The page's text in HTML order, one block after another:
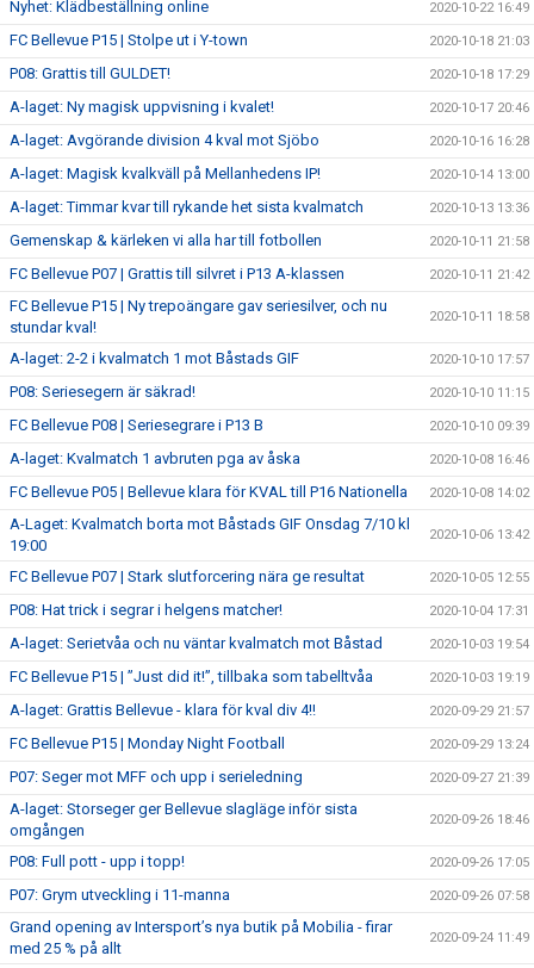
Nyhet: Klädbeställning online 2020-10-22 16:49
FC Bellevue P15 | Stolpe ut i Y-town 2020-10-18 21:03
P08: Grattis till GULDET! 2020-10-18 17:29
A-laget: Ny magisk uppvisning i kvalet! 2020-10-17 20:46
A-laget: Avgörande division 4 kval mot Sjöbo 2020-10-16 16:28
A-laget: Magisk kvalkväll på Mellanhedens IP! 2020-10-14 13:00
A-laget: Timmar kvar till rykande het sista kvalmatch 2020-10-13 13:36
Gemenskap & kärleken vi alla har till fotbollen 2020-10-11 21:58
FC Bellevue P07 | Grattis till silvret i P13 A-klassen 2020-10-11 21:42
FC Bellevue P15 | Ny trepoängare gav seriesilver, och nu
stundar kval!
2020-10-11 18:58
A-laget: 2-2 i kvalmatch 1 mot Båstads GIF 2020-10-10 17:57
P08: Seriesegern är säkrad! 2020-10-10 11:15
FC Bellevue P08 | Seriesegrare i P13 B 2020-10-10 09:39
A-laget: Kvalmatch 1 avbruten pga av åska 2020-10-08 16:46
FC Bellevue P05 | Bellevue klara för KVAL till P16 Nationella 2020-10-08 14:02
A-Laget: Kvalmatch borta mot Båstads GIF Onsdag 7/10 kl
19:00
2020-10-06 13:42
FC Bellevue P07 | Stark slutforcering nära ge resultat 2020-10-05 12:55
P08: Hat trick i segrar i helgens matcher! 2020-10-04 17:31
A-laget: Serietvåa och nu väntar kvalmatch mot Båstad 2020-10-03 19:54
FC Bellevue P15 | ”Just did it!”, tillbaka som tabelltvåa 2020-10-03 19:19
A-laget: Grattis Bellevue - klara för kval div 4!! 2020-09-29 21:57
FC Bellevue P15 | Monday Night Football 2020-09-29 13:24
P07: Seger mot MFF och upp i serieledning 2020-09-27 21:39
A-laget: Storseger ger Bellevue slagläge inför sista
omgången
2020-09-26 18:46
P08: Full pott - upp i topp! 2020-09-26 17:05
P07: Grym utveckling i 11-manna 2020-09-26 07:58
Grand opening av Intersport’s nya butik på Mobilia - firar
med 25 % på allt
2020-09-24 11:49